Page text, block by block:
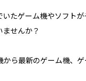
いたゲーム機やソフト
せんか？
から最新のゲーム機、